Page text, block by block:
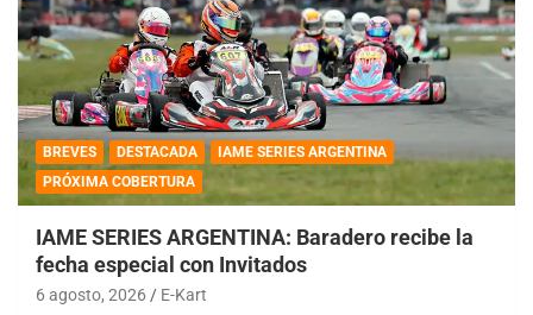
BREVES DESTACADA
IAME SERIES ARGENTINA
PRÓXIMA COBERTURA
IAME SERIES ARGENTINA: Baradero recibe la
fecha especial con Invitados
6 agosto, 2026 E-Kart